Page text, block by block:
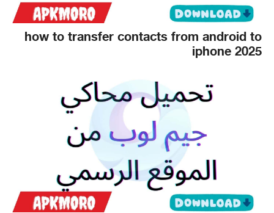
how to transfer contacts from android to
iphone 2025